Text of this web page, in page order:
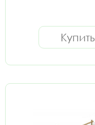
Купить